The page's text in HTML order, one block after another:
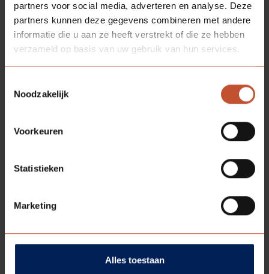
partners voor social media, adverteren en analyse. Deze
partners kunnen deze gegevens combineren met andere
informatie die u aan ze heeft verstrekt of die ze hebben
verzameld op basis van uw gebruik van hun services.
Noodzakelijk
Voorkeuren
Statistieken
Marketing
Alles toestaan
STIP is daarmee een duidelijke en betrouwbare
verklaring dat een organisatie daadwerkelijk 100%
duurzaam hout inkoopt. Klanten kunnen erop
vertrouwen dat gecertificeerd hout ook écht
verantwoord hout is.